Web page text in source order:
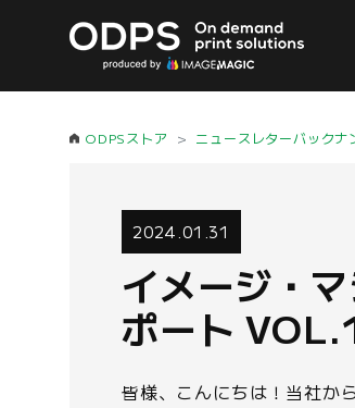
ODPSストア ニュースレターバックナ
2024.01.31
イメージ・
ポート
皆様、こんにちは！当社か